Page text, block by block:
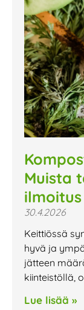
Muista
30.4.2026
Keittiössä
hyvä ja
jätteen
kiinteistöllä,
Lue lisää »